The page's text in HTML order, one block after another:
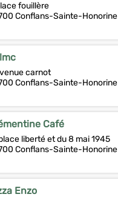
fouillère
Conflans-Sainte-Honorine
carnot
Conflans-Sainte-Honorine
Café
liberté et du 8 mai 1945
Conflans-Sainte-Honorine
Enzo